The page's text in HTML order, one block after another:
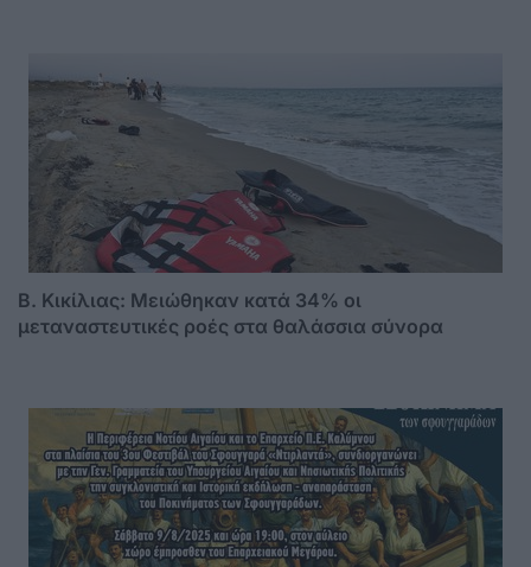
B. Κικίλιας: Μειώθηκαν κατά 34% οι
μεταναστευτικές ροές στα θαλάσσια σύνορα